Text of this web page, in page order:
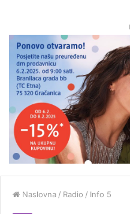
Naslovna / Radio / Info 5